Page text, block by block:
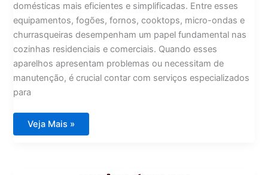
domésticas mais eficientes e simplificadas. Entre esses
equipamentos, fogões, fornos, cooktops, micro-ondas e
churrasqueiras desempenham um papel fundamental nas
cozinhas residenciais e comerciais. Quando esses
aparelhos apresentam problemas ou necessitam de
manutenção, é crucial contar com serviços especializados
para
Assistência
Técnica
Veja Mais »